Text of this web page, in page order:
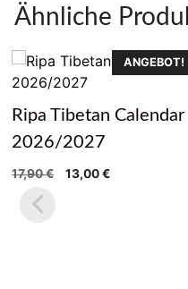
Ähnliche
ANGEBOT!
Ripa Tibetan Calendar
2026/2027
17,90€
Ursprünglicher
13,00€Aktueller